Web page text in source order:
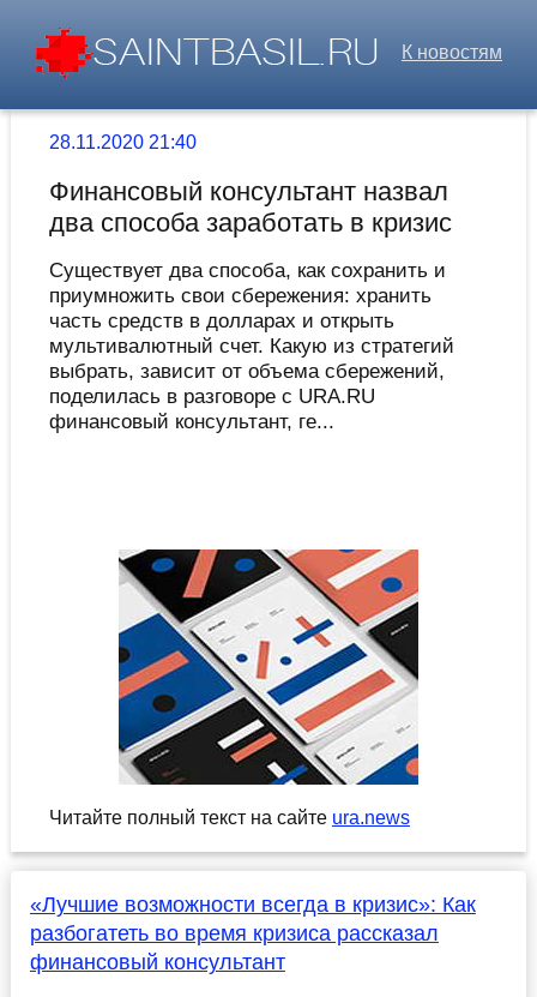
К новостям
28.11.2020 21:40
Финансовый консультант назвал
два способа заработать в кризис
Существует два способа, как сохранить и
приумножить свои сбережения: хранить
часть средств в долларах и открыть
мультивалютный счет. Какую из стратегий
выбрать, зависит от объема сбережений,
поделилась в разговоре с URA.RU
финансовый консультант, ге...
Читайте полный текст на сайте ura.news
«Лучшие возможности всегда в кризис»: Как
разбогатеть во время кризиса рассказал
финансовый консультант